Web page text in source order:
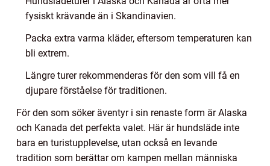
fysiskt krävande än i Skandinavien.
Packa extra varma kläder, eftersom temperaturen kan
bli extrem.
Längre turer rekommenderas för den som vill få en
djupare förståelse för traditionen.
För den som söker äventyr i sin renaste form är Alaska
och Kanada det perfekta valet. Här är hundsläde inte
bara en turistupplevelse, utan också en levande
tradition som berättar om kampen mellan människa